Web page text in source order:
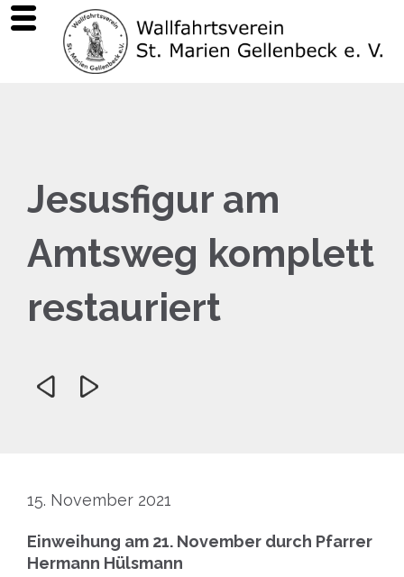
Jesusfigur am
Amtsweg komplett
restauriert
 
15. November 2021
Einweihung am 21. November durch Pfarrer
Hermann Hülsmann